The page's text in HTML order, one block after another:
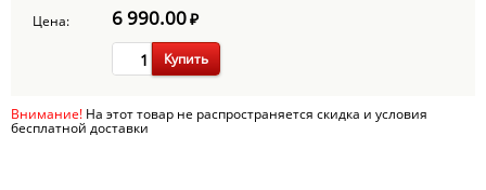
Цена:
6 990.00₽
Купить
Внимание! На этот товар не распространяется скидка и условия
бесплатной доставки